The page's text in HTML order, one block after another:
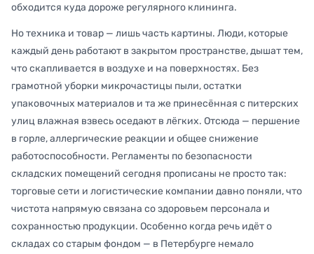
обходится куда дороже регулярного клининга.
Но техника и товар — лишь часть картины. Люди, которые
каждый день работают в закрытом пространстве, дышат тем,
что скапливается в воздухе и на поверхностях. Без
грамотной уборки микрочастицы пыли, остатки
упаковочных материалов и та же принесённая с питерских
улиц влажная взвесь оседают в лёгких. Отсюда — першение
в горле, аллергические реакции и общее снижение
работоспособности. Регламенты по безопасности
складских помещений сегодня прописаны не просто так:
торговые сети и логистические компании давно поняли, что
чистота напрямую связана со здоровьем персонала и
сохранностью продукции. Особенно когда речь идёт о
складах со старым фондом — в Петербурге немало